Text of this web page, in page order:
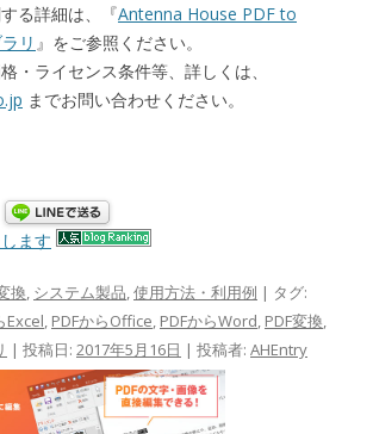
る詳細は、『Antenna House PDF to
リ 』をご参照ください。
・ライセンス条件等、詳しくは、
までお問い合わせください。
ます
換, システム製品,使用方法・利用例 | タグ:
Excel, PDFからOffice, PDFからWord, PDF変換,
| 投稿日: 2017年5月16日 | 投稿者: AHEntry